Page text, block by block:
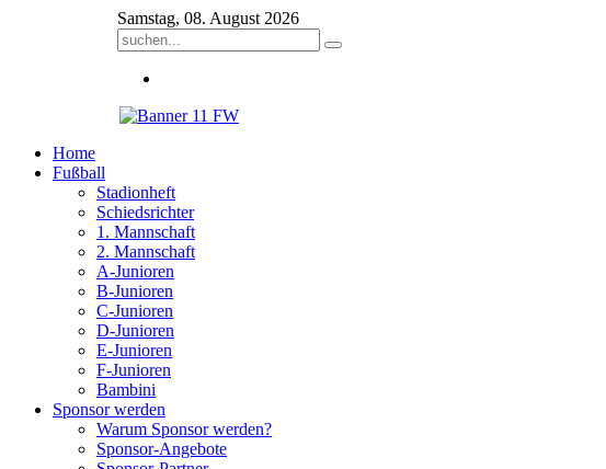
Samstag, 08. August 2026
Home
Fußball
Stadionheft
Schiedsrichter
1. Mannschaft
2. Mannschaft
A-Junioren
B-Junioren
C-Junioren
D-Junioren
E-Junioren
F-Junioren
Bambini
Sponsor werden
Warum Sponsor werden?
Sponsor-Angebote